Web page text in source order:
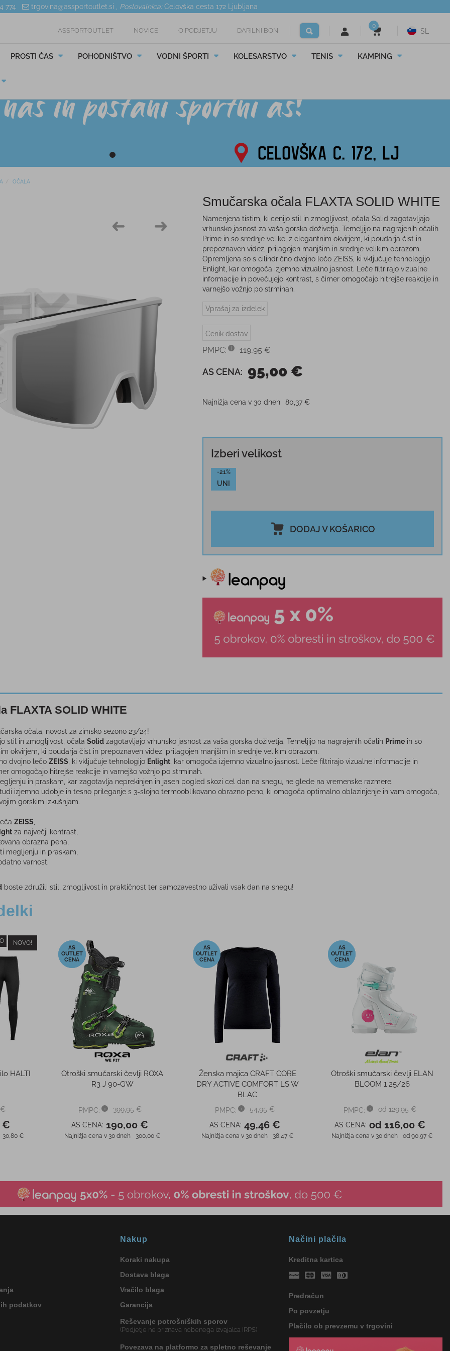
774 trgovina@assportoutlet.si Poslovalnica: Celovška cesta 172Ljubljana
ASSPORTOUTLET NOVICE O PODJETJU DARILNI BONI
0
SL
PROSTI ČAS POHODNIŠTVO VODNI ŠPORTI KOLESARSTVO TENIS KAMPING
OČALA
Smučarska očala FLAXTA SOLID WHITE
Namenjena tistim, ki cenijo stil in zmogljivost, očala Solid zagotavljajo
vrhunsko jasnost za vaša gorska doživetja. Temeljijo na nagrajenih očalih
Prime in so srednje velike, z elegantnim okvirjem, ki poudarja čist in
prepoznaven videz, prilagojen manjšim in srednje velikim obrazom.
Opremljena so s cilindrično dvojno lečo ZEISS, ki vključuje tehnologijo
Enlight, kar omogoča izjemno vizualno jasnost. Leče filtrirajo vizualne
informacije in povečujejo kontrast, s čimer omogočajo hitrejše reakcije in
varnejšo vožnjo po strminah.
Vprašaj za izdelek
Cenik dostav
PMPC: 119,95 €
AS CENA: 95,00 €
Najnižja cena v 30 dneh 80,37 €
Izberi velikost
-21%
UNI
DODAJ V KOŠARICO
FLAXTA SOLID WHITE
očala, novost za zimsko sezono 23/24!
stil in zmogljivost, očala Solidzagotavljajo vrhunsko jasnost za vaša gorska doživetja. Temeljijo na nagrajenih očalih Primein so
okvirjem, ki poudarja čist in prepoznaven videz, prilagojen manjšim in srednje velikim obrazom.
dvojno lečo ZEISS, ki vključuje tehnologijo Enlight, kar omogoča izjemno vizualno jasnost. Leče filtrirajo vizualne informacije in
omogočajo hitrejše reakcije in varnejšo vožnjo po strminah.
in praskam, kar zagotavlja neprekinjen in jasen pogled skozi cel dan na snegu, ne glede na vremenske razmere.
izjemno udobje in tesno prileganje s 3-slojno termooblikovano obrazno peno, ki omogoča optimalno oblazinjenje in vam omogoča,
gorskim izkušnjam.
ZEISS,
za največji kontrast,
obrazna pena,
megljenju in praskam,
varnost.
boste združili stil, zmogljivost in praktičnost ter samozavestno uživali vsak dan na snegu!
XT
€
52,46 €
-5%
Termo lonček SNOWMONKEY
ENJOYER 0,47L
PMPC:
19,90 €
AS CENA: 19,00 €
Najnižja cena v 30 dneh 19,90 €
-20%
Ženska softshell jakna CRAFT
WARM TRAIN
PMPC:
89,95 €
AS CENA:
72,00 €
Najnižja cena v 30 dneh
-22%
Otroške smučarske rokavice
REUSCH BEN dress
blue/cherry tomat
PMPC:
AS CENA:
29,00 €
Najnižja cena v 30 dneh
podatkov
Nakup
Koraki nakupa
Dostava blaga
Vračilo blaga
Garancija
Reševanje potrošniških sporov
(Podjetje ne priznava nobenega izvajalca IRPS)
Povezava na platformo za spletno reševanje
Načini plačila
Kreditna kartica
Predračun
Po povzetju
Plačilo ob prevzemu v trgovini